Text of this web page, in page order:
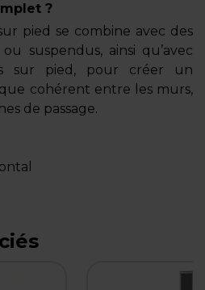
?
pied se combine avec des
suspendus, ainsi qu’avec
sur pied, pour créer un
cohérent entre les murs,
de passage.